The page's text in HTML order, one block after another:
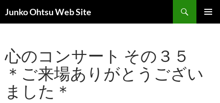
ン
ツ
Junko Ohtsu Web Site
索
心のコンサート その３５
＊ご来場ありがとうござい
ました＊